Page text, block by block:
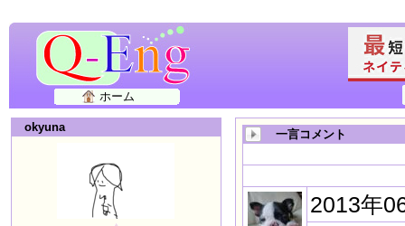
ホーム
okyuna
一言コメント
2013年